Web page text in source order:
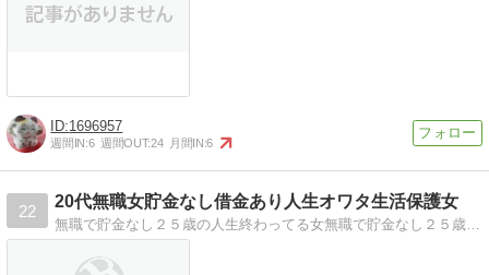
1696957
週間IN:6 週間OUT:24 月間IN:6
22
20代無職女貯金なし借金あり人生オワタ生活保護女
無職で貯金なし２５歳の人生終わってる女無職で貯金なし２５歳の人生終わってる女が脱出を目標に職探しや日々を綴っていく